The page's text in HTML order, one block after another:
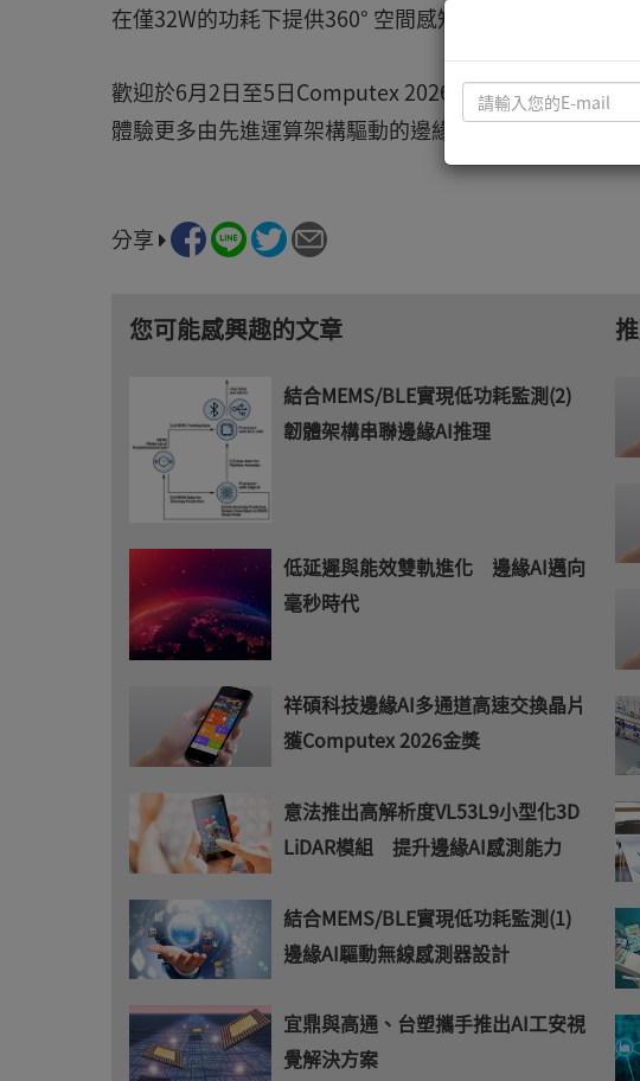
在僅32W的功耗下提供360° 空間感知與毫秒級的即時避
歡迎於6月2日至5日Computex 2026期間，蒞臨宜鼎集
體驗更多由先進運算架構驅動的邊緣AI解決方案。
分享
您可能感興趣的文章
結合MEMS/BLE實現低功耗監測(2)
韌體架構串聯邊緣AI推理
低延遲與能效雙軌進化 邊緣AI邁向
毫秒時代
祥碩科技邊緣AI多通道高速交換晶片
獲Computex 2026金獎
意法推出高解析度VL53L9小型化3D
LiDAR模組 提升邊緣AI感測能力
結合MEMS/BLE實現低功耗監測(1)
邊緣AI驅動無線感測器設計
宜鼎與高通、台塑攜手推出AI工安視
覺解決方案